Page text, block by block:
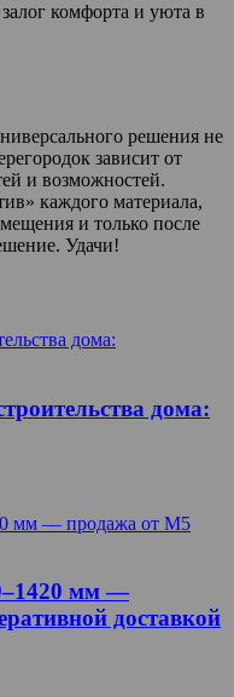
комфорта и уюта в
решения не
зависит от
и возможностей.
каждого материала,
и только после
Удачи!
дома:
мм —
доставкой